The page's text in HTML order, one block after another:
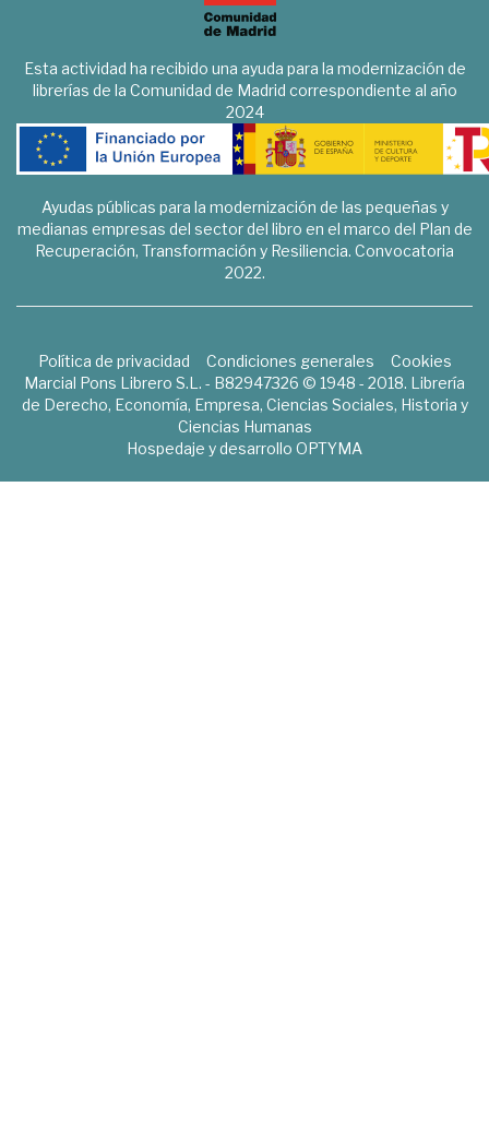
Esta actividad ha recibido una ayuda para la modernización de
librerías de la Comunidad de Madrid correspondiente al año
2024
Ayudas públicas para la modernización de las pequeñas y
medianas empresas del sector del libro en el marco del Plan de
Recuperación, Transformación y Resiliencia. Convocatoria
2022.
Política de privacidad Condiciones generales
Cookies
Marcial Pons Librero S.L. - B82947326 © 1948 - 2018. Librería
de Derecho, Economía, Empresa, Ciencias Sociales, Historia y
Ciencias Humanas
Hospedaje y desarrollo OPTYMA